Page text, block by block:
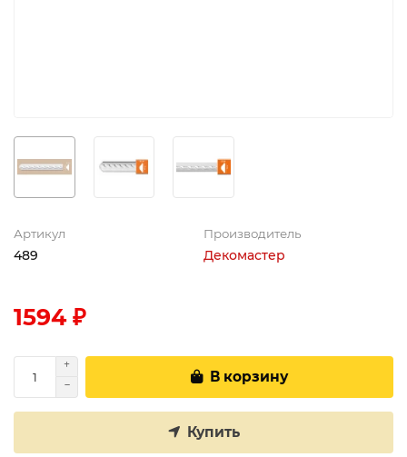
Артикул
489
Производитель
Декомастер
1594 ₽
В корзину
Купить